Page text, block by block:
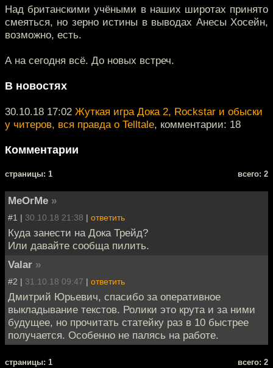
Над британскими учёными в наших широтах принято
смеяться, но зерно истины в выводах Анесы Хосейн,
возможно, есть.
А на сегодня всё. До новых встреч.
В новостях
30.10.18 17:02 Жуткая игра Дока 2, Rockstar и обыски
у читеров, вся правда о Telltale, комментарии: 18
Комментарии
cтраницы: 1 всего: 2
MeOrMe »
#1 | 30.10.18 21:38 | ответить
Куда занести на Дока Трейд?
Или давайте сообща пилить.
Valar »
#2 | 31.10.18 09:47 | ответить
Дмитрий Юрьевич, спасибо за оперативное
выкладывание текстов. Ролики это крута и за ними
будущее, но прочитать статейку раз в 10 быстрее
получается. Особенно не палясь на работе.
cтраницы: 1 всего: 2